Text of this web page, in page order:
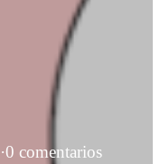
·0 comentarios